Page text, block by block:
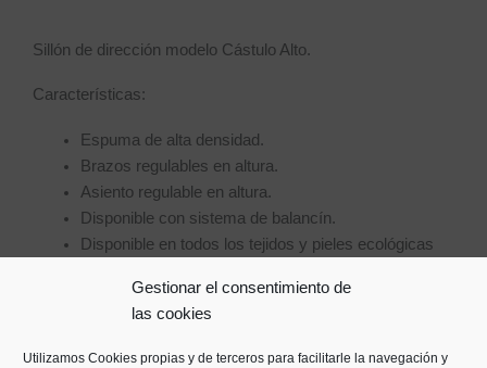
Gestionar el consentimiento de
las cookies
Utilizamos Cookies propias y de terceros para facilitarle la navegación y
Sillón de dirección modelo Cástulo Alto.
Características:
Espuma de alta densidad.
Brazos regulables en altura.
Asiento regulable en altura.
Disponible con sistema de balancín.
Disponible en todos los tejidos y pieles ecológicas
Base en PPR o aluminio.
Muy ergonómico.